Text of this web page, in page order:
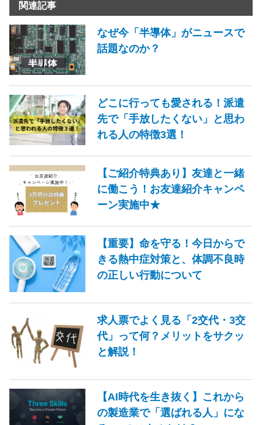
関連記事
なぜ今「半導体」がニュースで
話題なのか？
どこに行っても愛される！派遣
先で「手放したくない」と思わ
れる人の特徴3選！
【ご紹介特典あり】友達と一緒
に働こう！お友達紹介キャンペ
ーン実施中★
【重要】命を守る！今日からで
きる熱中症対策と、体調不良時
の正しい行動について
求人票でよく見る「2交代・3交
代」って何？メリットをサクッ
と解説！
【AI時代を生き抜く】これから
の製造業で「選ばれる人」にな